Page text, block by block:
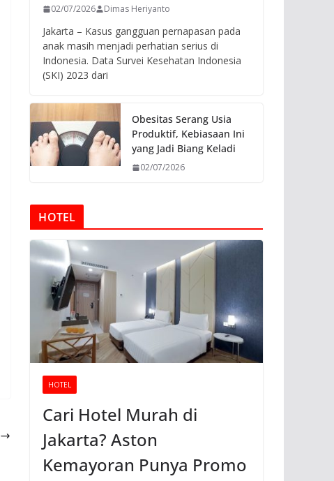
02/07/2026 Dimas Heriyanto
Jakarta – Kasus gangguan pernapasan pada
anak masih menjadi perhatian serius di
Indonesia. Data Survei Kesehatan Indonesia
(SKI) 2023 dari
Obesitas Serang Usia
Produktif, Kebiasaan Ini
yang Jadi Biang Keladi
02/07/2026
HOTEL
HOTEL
Cari Hotel Murah di
Jakarta? Aston
Kemayoran Punya Promo